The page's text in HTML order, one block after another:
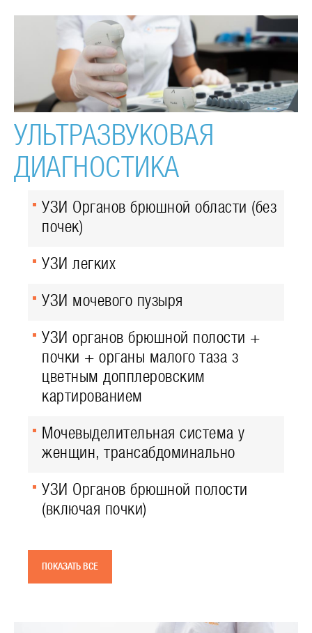
УЛЬТРАЗВУКОВАЯ
ДИАГНОСТИКА
УЗИ Органов брюшной области (без
почек)
УЗИ легких
УЗИ мочевого пузыря
УЗИ органов брюшной полости +
почки + органы малого таза з
цветным допплеровским
картированием
Мочевыделительная система у
женщин, трансабдоминально
УЗИ Органов брюшной полости
(включая почки)
ПОКАЗАТЬ ВСЕ